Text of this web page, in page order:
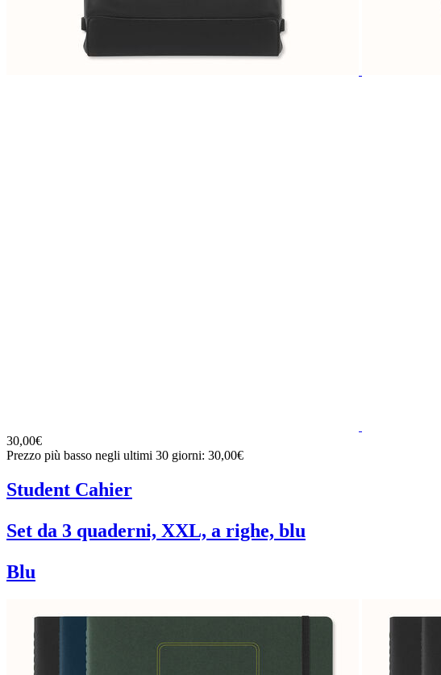
30,00€
Prezzo più basso negli ultimi 30 giorni: 30,00€
Student Cahier
Set da 3 quaderni, XXL, a righe, blu
Blu